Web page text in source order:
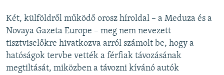
Két, külföldről működő orosz híroldal – a Meduza és a
Novaya Gazeta Europe – meg nem nevezett
tisztviselőkre hivatkozva arról számolt be, hogy a
hatóságok tervbe vették a férfiak távozásának
megtiltását, miközben a távozni kívánó autók